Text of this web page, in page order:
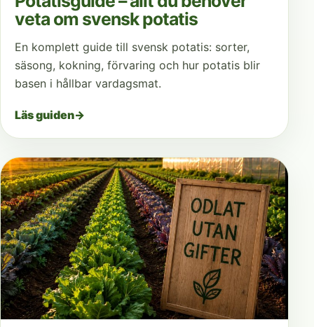
veta om svensk potatis
En komplett guide till svensk potatis: sorter,
säsong, kokning, förvaring och hur potatis blir
basen i hållbar vardagsmat.
Läs guiden→